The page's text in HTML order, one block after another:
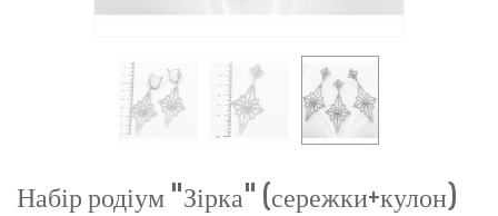
Набір родіум "Зірка" (сережки+кулон)